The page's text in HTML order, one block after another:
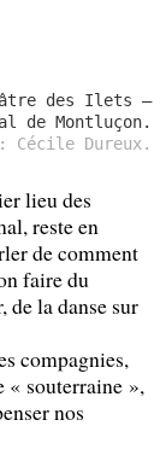
des Ilets –
de Montluçon.
Cécile Dureux.
lieu des
reste en
de comment
faire du
de la danse sur
compagnies,
« souterraine »,
nos